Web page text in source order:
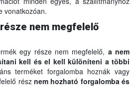
vonatkozóan.
nem megfelelő
egy része nem megfelelő, a nem
kell és el kell különíteni a többi
terméket forgalomba hoznák vagy
rész nem hozható forgalomba és